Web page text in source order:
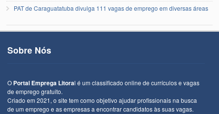
PAT de Caraguatatuba divulga 111 vagas de emprego em diversas áreas
Sobre Nós
O Portal Emprega Litoral é um classificado online de currículos e vagas
de emprego gratuito.
Criado em 2021, o site tem como objetivo ajudar profissionais na busca
de um emprego e as empresas a encontrar candidatos às suas vagas.